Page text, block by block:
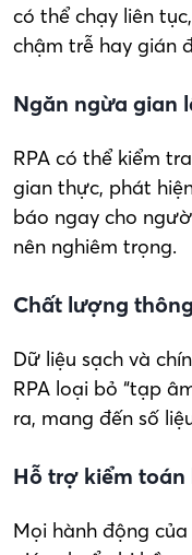
có thể chạy liên
chậm trễ hay gián
Ngăn ngừa gian
RPA có thể kiểm
gian thực, phát
báo ngay cho
nên nghiêm trọng.
Chất lượng
Dữ liệu sạch và
RPA loại bỏ “tạp
ra, mang đến số
Hỗ trợ kiểm toán
Mọi hành động